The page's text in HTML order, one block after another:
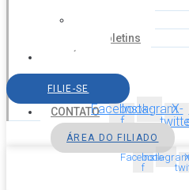
Boletins
SERVIÇOS
AGENDA
CONTATO
FILIE-SE
Facebook-
f
InstagramX-
ÁREA DO FILIADO
Facebook-
f
Instagram